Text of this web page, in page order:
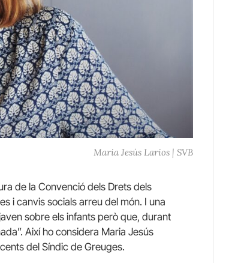
Maria Jesús Larios | SVB
de la Convenció dels Drets dels
i canvis socials arreu del món. I una
sobre els infants però que, durant
Així ho considera Maria Jesús
del Síndic de Greuges.